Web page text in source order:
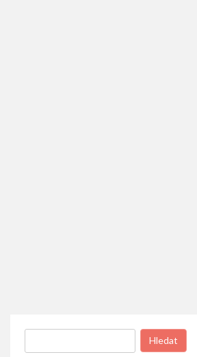
Vyhledávání